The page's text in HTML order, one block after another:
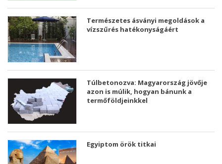
Természetes ásványi megoldások a
vízszűrés hatékonyságáért
Túlbetonozva: Magyarország jövője
azon is múlik, hogyan bánunk a
termőföldjeinkkel
Egyiptom örök titkai